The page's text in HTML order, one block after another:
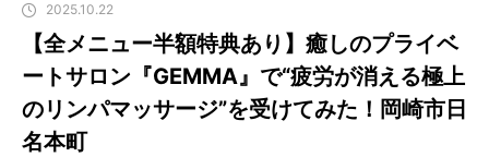
2025.10.22
【全メニュー半額特典あり】癒しのプライベ
ートサロン『GEMMA』で“疲労が消える極上
のリンパマッサージ”を受けてみた！岡崎市日
名本町